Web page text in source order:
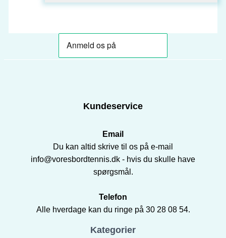
Kundeservice
Email
Du kan altid skrive til os på e-mail
info@voresbordtennis.dk - hvis du skulle have
spørgsmål.
Telefon
Alle hverdage kan du ringe på 30 28 08 54.
Kategorier